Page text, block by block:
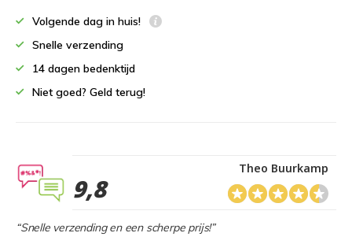
Volgende dag in huis!
Snelle verzending
14 dagen bedenktijd
Niet goed? Geld terug!
9,8
Theo Buurkamp
“Snelle verzending en een scherpe prijs!”